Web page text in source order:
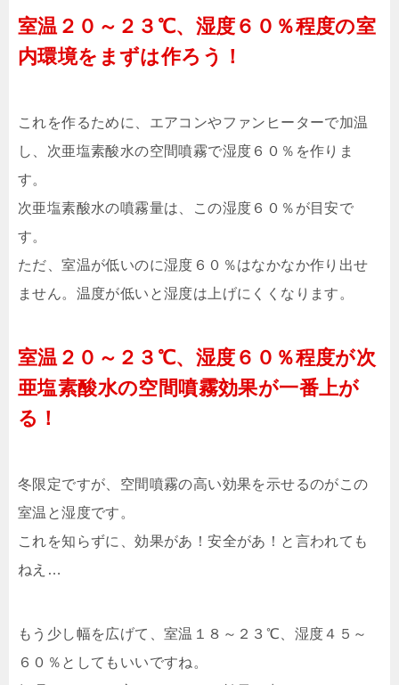
室温２０～２３℃、湿度６０％程度の室
内環境をまずは作ろう！
これを作るために、エアコンやファンヒーターで加温
し、次亜塩素酸水の空間噴霧で湿度６０％を作りま
す。
次亜塩素酸水の噴霧量は、この湿度６０％が目安で
す。
ただ、室温が低いのに湿度６０％はなかなか作り出せ
ません。温度が低いと湿度は上げにくくなります。
室温２０～２３℃、湿度６０％程度が次
亜塩素酸水の空間噴霧効果が一番上が
る！
冬限定ですが、空間噴霧の高い効果を示せるのがこの
室温と湿度です。
これを知らずに、効果があ！安全があ！と言われても
ねえ…
もう少し幅を広げて、室温１８～２３℃、湿度４５～
６０％としてもいいですね。